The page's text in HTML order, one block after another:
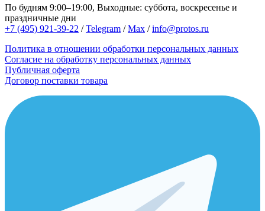
По будням 9:00–19:00, Выходные: суббота, воскресенье и
праздничные дни
+7 (495) 921-39-22 /Telegram /Max /info@protos.ru
Политика в отношении обработки персональных данных
Согласие на обработку персональных данных
Публичная оферта
Договор поставки товара